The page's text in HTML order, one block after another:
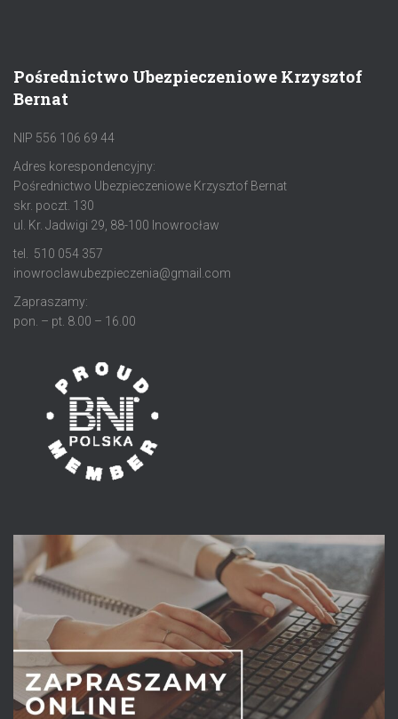
Pośrednictwo Ubezpieczeniowe Krzysztof
Bernat
NIP 556 106 69 44
Adres korespondencyjny:
Pośrednictwo Ubezpieczeniowe Krzysztof Bernat
skr. poczt. 130
ul. Kr. Jadwigi 29, 88-100 Inowrocław
tel. 510 054 357
inowroclawubezpieczenia@gmail.com
Zapraszamy:
pon. – pt. 8.00 – 16.00